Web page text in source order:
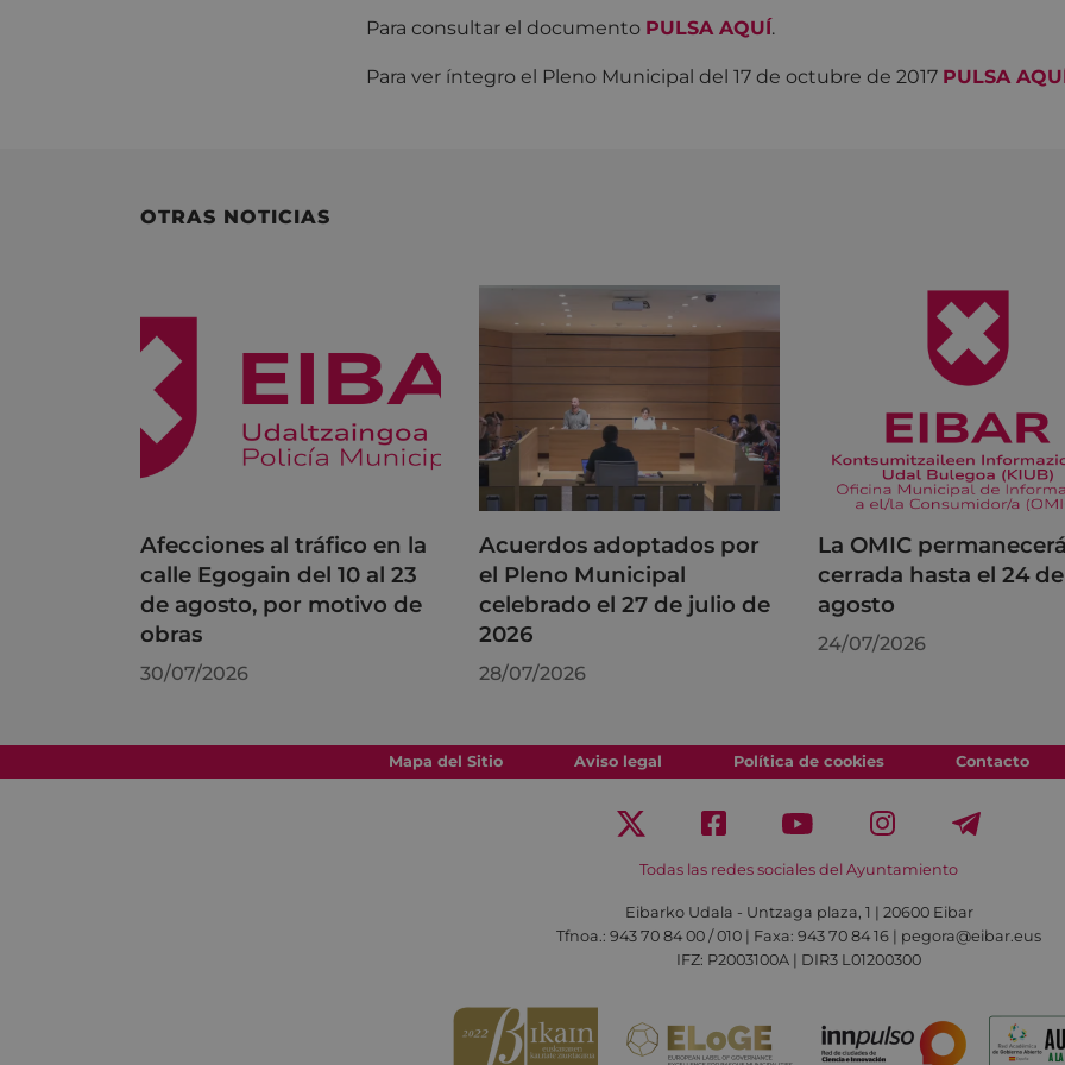
Para consultar el documento PULSA AQUÍ.
Para ver íntegro el Pleno Municipal del 17 de octubre de 2017 PULSA
OTRAS NOTICIAS
Afecciones al tráfico en la
calle Egogain del 10 al 23
de agosto, por motivo de
obras
30/07/2026
Acuerdos adoptados por
el Pleno Municipal
celebrado el 27 de julio de
2026
28/07/2026
La OMIC
cerrada hasta el 24 de
agosto
24/07/2026
Mapa del Sitio Aviso legal Política de cookies Contacto
Todas las redes sociales del Ayuntamiento
Eibarko Udala - Untzaga plaza, 1 | 20600 Eibar
Tfnoa.: 943 70 84 00 / 010 | Faxa: 943 70 84 16 | pegora@eibar.eus
IFZ: P2003100A | DIR3 L01200300